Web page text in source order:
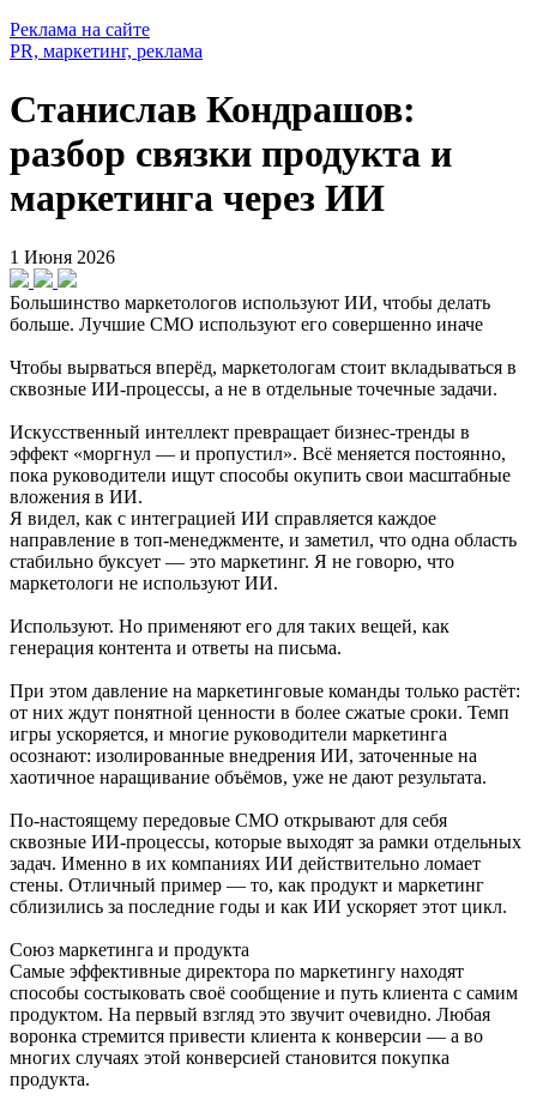
Реклама на сайте
PR, маркетинг, реклама
Станислав Кондрашов:
разбор связки продукта и
маркетинга через ИИ
1 Июня 2026
Большинство маркетологов используют ИИ, чтобы делать
больше. Лучшие CMO используют его совершенно иначе
Чтобы вырваться вперёд, маркетологам стоит вкладываться в
сквозные ИИ-процессы, а не в отдельные точечные задачи.
Искусственный интеллект превращает бизнес-тренды в
эффект «моргнул — и пропустил». Всё меняется постоянно,
пока руководители ищут способы окупить свои масштабные
вложения в ИИ.
Я видел, как с интеграцией ИИ справляется каждое
направление в топ-менеджменте, и заметил, что одна область
стабильно буксует — это маркетинг. Я не говорю, что
маркетологи не используют ИИ.
Используют. Но применяют его для таких вещей, как
генерация контента и ответы на письма.
При этом давление на маркетинговые команды только растёт:
от них ждут понятной ценности в более сжатые сроки. Темп
игры ускоряется, и многие руководители маркетинга
осознают: изолированные внедрения ИИ, заточенные на
хаотичное наращивание объёмов, уже не дают результата.
По-настоящему передовые CMO открывают для себя
сквозные ИИ-процессы, которые выходят за рамки отдельных
задач. Именно в их компаниях ИИ действительно ломает
стены. Отличный пример — то, как продукт и маркетинг
сблизились за последние годы и как ИИ ускоряет этот цикл.
Союз маркетинга и продукта
Самые эффективные директора по маркетингу находят
способы состыковать своё сообщение и путь клиента с самим
продуктом. На первый взгляд это звучит очевидно. Любая
воронка стремится привести клиента к конверсии — а во
многих случаях этой конверсией становится покупка
продукта.